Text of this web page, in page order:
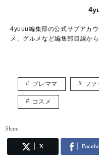
4yuuu編集部の公式サブアカ
メ、グルメなど編集部目線か
プレママ ファ
コスメ
Share
X